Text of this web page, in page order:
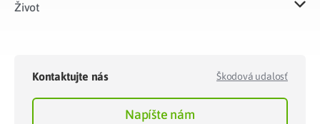
Život​
Kontaktujte nás Škodová udalosť
Napíšte nám